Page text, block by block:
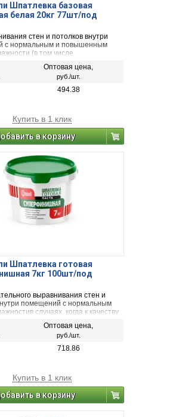
Шпатлевка базовая
белая 20кг 77шт/под
стен и потолков внутри
с нормальным и повышенным
(в том числе
Оптовая цена,
руб./шт.
494.38
Купить в 1 клик
в корзину
Шпатлевка готовая
7кг 100шт/под
выравнивания стен и
помещений с нормальным
случаях, когда к качеству
повышенные требования.
Оптовая цена,
руб./шт.
718.86
Купить в 1 клик
в корзину